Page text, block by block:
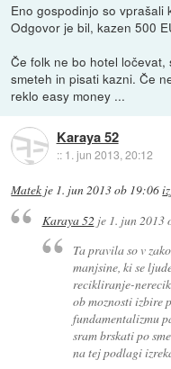
Eno gospodinjo so vprašali
Odgovor je bil, kazen 500
Če folk ne bo hotel
smeteh in pisati kazni. Če
reklo easy money ...
Karaya 52
:: 1. jun 2013, 20:12
Matek je 1. jun 2013 ob 19:06
Karaya 52je 1. jun 2013
Ta pravila so v
manjsine, ki se
recikliranje-
ob moznosti izbire
fundamentalizmu
sram brskati po
na tej podlagi